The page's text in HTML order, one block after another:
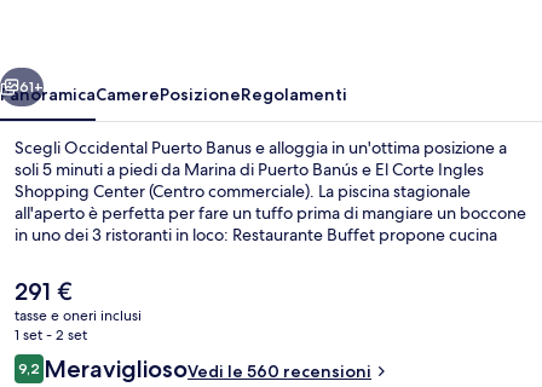
Avanti
61+
PanoramicaCamerePosizioneRegolamenti
Scegli Occidental Puerto Banus e alloggia in un'ottima posizione a
soli 5 minuti a piedi da Marina di Puerto Banús e El Corte Ingles
Shopping Center (Centro commerciale). La piscina stagionale
all'aperto è perfetta per fare un tuffo prima di mangiare un boccone
in uno dei 3 ristoranti in loco: Restaurante Buffet propone cucina
della struttura includono un bar a bordo piscina, una palestra e una
piscina per bambini. Gli ospiti apprezzano molto il personale gentile
e la posizione invidiabile.
Il
prezzo
attuale
è
291 €
291 €
tasse e oneri inclusi
1 set - 2 set
Recensioni
9,29,2 su 10
MeravigliosoVedi le 560 recensioni